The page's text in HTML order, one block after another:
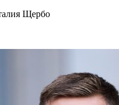
Щербо